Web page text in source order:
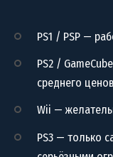
PS1 / PSP —
PS2 /
среднего
Wii —
PS3 — только